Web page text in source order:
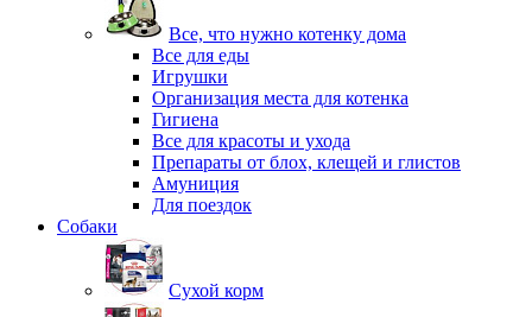
Все, что нужно котенку дома
Все для еды
Игрушки
Организация места для котенка
Гигиена
Все для красоты и ухода
Препараты от блох, клещей и глистов
Амуниция
Для поездок
Собаки
Сухой корм